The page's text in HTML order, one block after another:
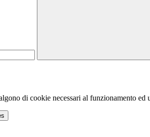
di cookie necessari al funzionamento